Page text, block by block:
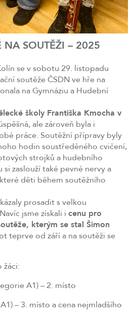
NA SOUTĚŽI – 2025
se v sobotu 29. listopadu
soutěže ČSDN ve hře na
na Gymnáziu a Hudební
školy Františka Kmocha v
ale zároveň byla i
práce. Soutěžní přípravy byly
hodin soustředěného cvičení,
strojků a hudebního
zaslouží také pevné nervy a
děti během soutěžního
prosadit s velkou
jsme získali i cenu pro
kterým se stal Šimon
teprve od září a na soutěži se
žáci:
A1) – 2. místo
– 3. místo a cena nejmladšího